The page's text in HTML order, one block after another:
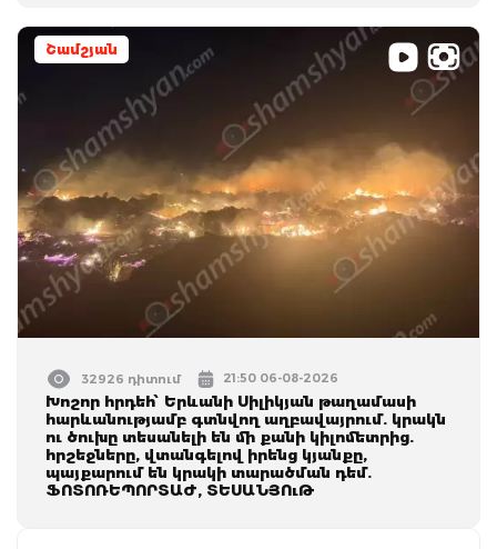
Շամշյան
32926 դիտում 21:50 06-08-2026
Խոշոր հրդեհ՝ Երևանի Սիլիկյան թաղամասի
հարևանությամբ գտնվող աղբավայրում. կրակն
ու ծուխը տեսանելի են մի քանի կիլոմետրից.
հրշեջները, վտանգելով իրենց կյանքը,
պայքարում են կրակի տարածման դեմ.
ՖՈՏՈՌԵՊՈՐՏԱԺ, ՏԵՍԱՆՅՈւԹ